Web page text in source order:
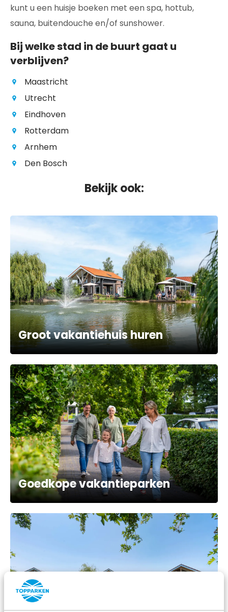
kunt u een huisje boeken met een spa, hottub,
sauna, buitendouche en/of sunshower.
Bij welke stad in de buurt gaat u
verblijven?
Maastricht
Utrecht
Eindhoven
Rotterdam
Arnhem
Den Bosch
Bekijk ook:
Groot vakantiehuis huren
Goedkope vakantieparken